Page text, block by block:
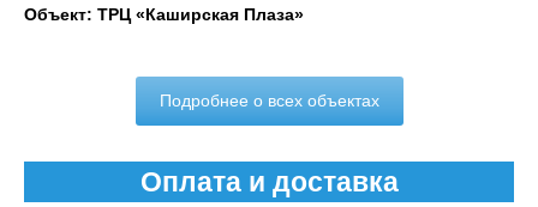
Объект: ТРЦ «Каширская Плаза»
Подробнее о всех объектах
Оплата и доставка